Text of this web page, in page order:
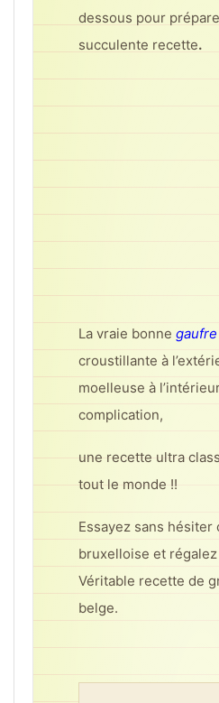
dessous pour
succulente recette.
La vraie bonne gaufre
croustillante à
moelleuse à l’
complication,
une recette ultra
tout le monde !!
Essayez sans
bruxelloise et régalez
Véritable recette de
belge.